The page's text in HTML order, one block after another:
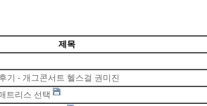
제목
기 - 개그콘서트 헬스걸 권미진
트리스 선택